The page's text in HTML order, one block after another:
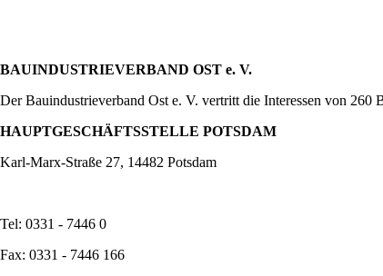
BAUINDUSTRIEVERBAND OST e. V.
Der Bauindustrieverband Ost e. V. vertritt die Interessen von
HAUPTGESCHÄFTSSTELLE POTSDAM
Karl-Marx-Straße 27, 14482 Potsdam
Tel: 0331 - 7446 0
Fax: 0331 - 7446 166